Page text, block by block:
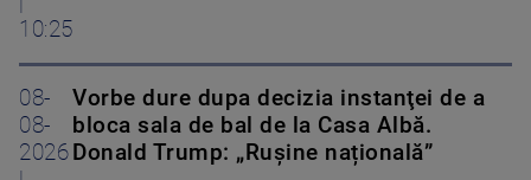
10:25
08-
08-
2026
Vorbe dure dupa decizia instanţei de a
bloca sala de bal de la Casa Albă.
Donald Trump: „Rușine națională”